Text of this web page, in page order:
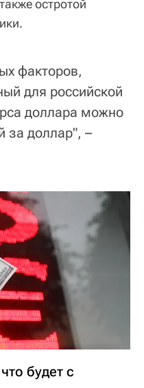
остротой
факторов,
для российской
доллара можно
за доллар", –
будет с